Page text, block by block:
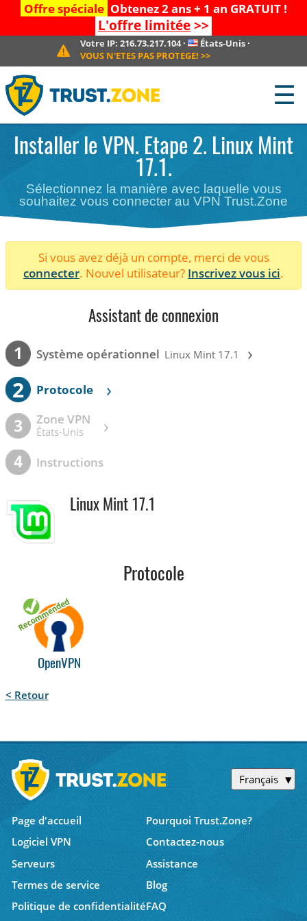
Offre spéciale Obtenez 2 ans + 1 an GRATUIT !
L'offre limitée>>
Votre IP: 216.73.217.104· États-Unis ·
VOUS N'ETES PAS PROTEGE! >>
☰
Installer le VPN. Etape 2. Linux Mint
17.1.
Sélectionnez la manière avec laquelle vous
souhaitez vous connecter au VPN Trust.Zone
Si vous avez déjà un compte, merci de vous
connecter. Nouvel utilisateur? Inscrivez vous ici.
Assistant de connexion
1 Système opérationnel Linux Mint 17.1 ›
2 Protocole ›
3 Zone VPN
États-Unis ›
4 Instructions
Linux Mint 17.1
Protocole
OpenVPN
< Retour
Français
Page d'accueil
Pourquoi Trust.Zone?
Logiciel VPN
Contactez-nous
Serveurs
Assistance
Termes de service
Blog
Politique de confidentialitéFAQ